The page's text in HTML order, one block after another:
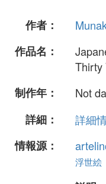
作者：
作品名：
Thirty
制作年：
Not
詳細：
詳細
情報源：
浮世絵